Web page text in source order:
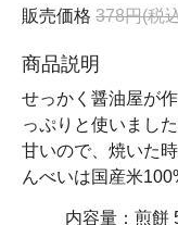
販売価格 378円(税
商品説明
せっかく醤油屋が
っぷりと使いまし
甘いので、焼いた
んべいは国産米
内容量：煎餅